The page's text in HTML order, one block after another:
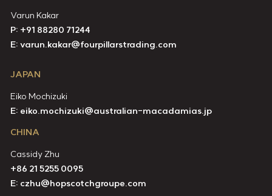
Varun Kakar
P: +91 88280 71244
E: varun.kakar@fourpillarstrading.com
JAPAN
Eiko Mochizuki
E: eiko.mochizuki@australian-macadamias.jp
CHINA
Cassidy Zhu
+86 21 5255 0095
E: czhu@hopscotchgroupe.com